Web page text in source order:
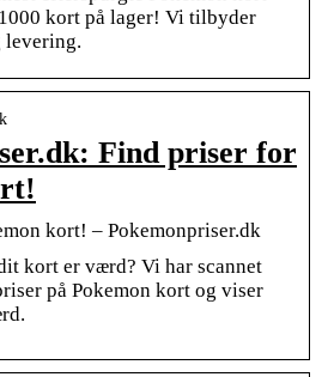
kort på lager! Vi tilbyder
levering.
Find priser for
kort! – Pokemonpriser.dk
kort er værd? Vi har scannet
på Pokemon kort og viser